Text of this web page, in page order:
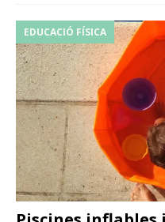
EDUCACIÓ FÍSICA